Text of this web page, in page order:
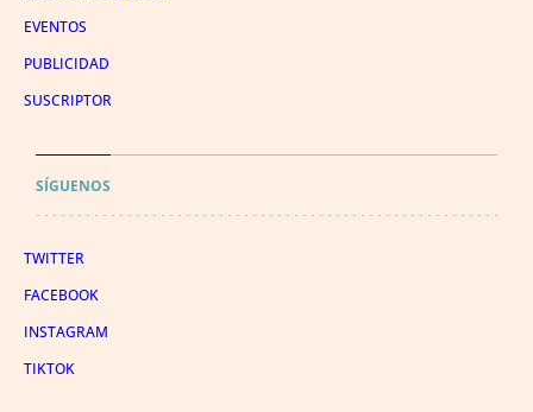
EVENTOS
PUBLICIDAD
SUSCRIPTOR
SÍGUENOS
TWITTER
FACEBOOK
INSTAGRAM
TIKTOK